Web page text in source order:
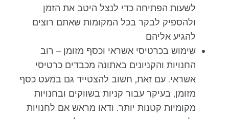
לשעות הפתיחה כדי לנצל היטב את הזמן
ולהספיק לבקר בכל המקומות שאתם רוצים
להגיע אליהם
שימוש בכרטיסי אשראי וכסף מזומן – רוב
החנויות והקניונים באתונה מכבדים כרטיסי
אשראי. עם זאת, חשוב להצטייד גם במעט כסף
מזומן, בעיקר עבור קניות בשווקים ובחנויות
מקומיות קטנות יותר. ודאו מראש אם לחנויות